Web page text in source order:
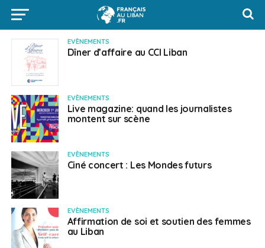
EVÈNEMENTS
Dîner d’affaire au CCI Liban
EVÈNEMENTS
Live magazine: quand les journalistes
montent sur scène
EVÈNEMENTS
Ciné concert : Les Mondes futurs
EVÈNEMENTS
Affirmation de soi et soutien des femmes
au Liban